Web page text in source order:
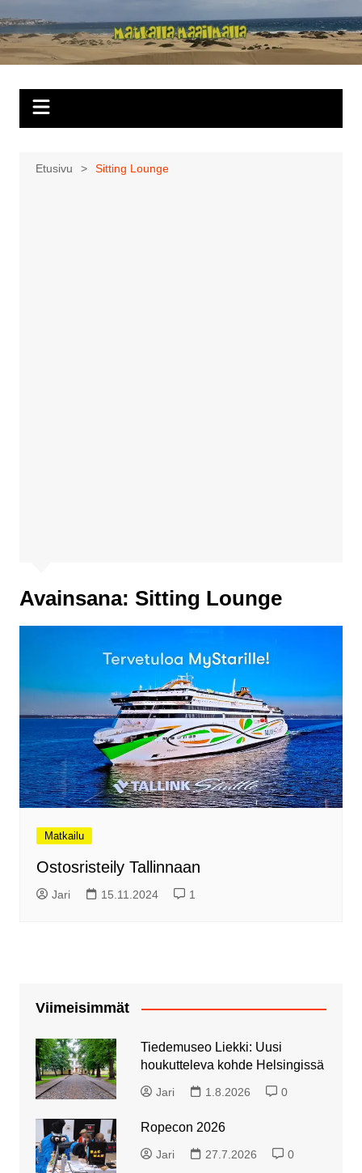
sisältöön
Matkalla
maailmalla
Etusivu Sitting Lounge
Avainsana: Sitting Lounge
Matkailu
Ostosristeily Tallinnaan
Jari 15.11.2024 1
Viimeisimmät
Tiedemuseo Liekki: Uusi
houkutteleva kohde Helsingissä
Jari 1.8.2026 0
Ropecon 2026
Jari 27.7.2026 0